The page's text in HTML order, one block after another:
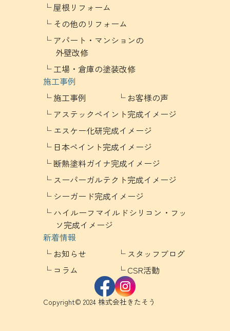
屋根リフォーム
その他のリフォーム
アパート・マンションの
外壁改修
工場・倉庫の塗装改修
施工事例
施工事例
お客様の声
アステックペイント完成イメージ
エスケー化研完成イメージ
日本ペイント完成イメージ
断熱塗料ガイナ完成イメージ
スーパーガルテクト完成イメージ
シーガード完成イメージ
ハイルーフマイルドシリコン・フッ
ソ完成イメージ
新着情報
お知らせ
スタッフブログ
コラム
CSR活動
Copyright© 2024 株式会社きたそう